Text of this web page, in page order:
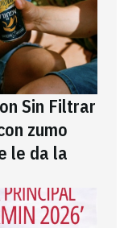
Sin Filtrar
zumo
le da la